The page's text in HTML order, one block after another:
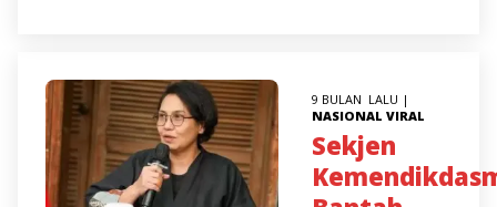
9 BULAN LALU |
NASIONAL VIRAL
Sekjen